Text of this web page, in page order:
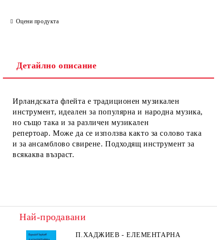
Оцени продукта
Детайлно описание
Ирландската флейта е традиционен музикален
инструмент, идеален за популярна и народна музика,
но също така и за различен музикален
репертоар. Може да се използва както за солово така
и за ансамблово свирене. Подходящ инструмент за
всякаква възраст.
Най-продавани
П.ХАДЖИЕВ - ЕЛЕМЕНТАРНА